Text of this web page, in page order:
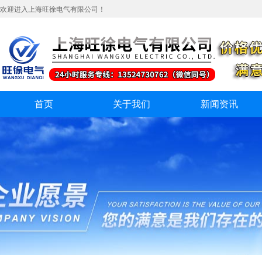
欢迎进入上海旺徐电气有限公司！
首页 关于我们 新闻资讯